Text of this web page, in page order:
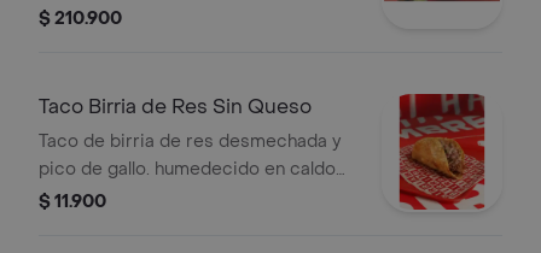
tradicional consomé de birria.
$ 210.900
Taco Birria de Res Sin Queso
Taco de birria de res desmechada y
pico de gallo. humedecido en caldo
de birria a la plancha
$ 11.900